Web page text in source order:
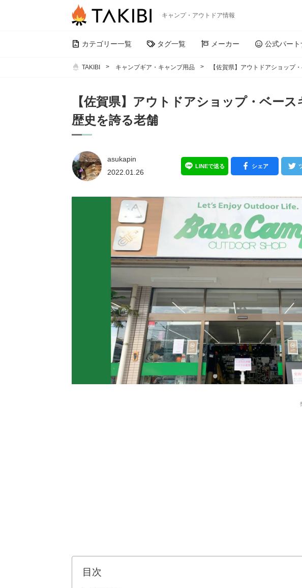
キャンプ・アウトドア情報
カテゴリー一覧 タグ一覧 メーカー 公式パート
TAKIBI キャンプギア・キャンプ用品 【佐賀県】アウトドアショップ
【佐賀県】アウトドアショップ・ベー
歴史を誇る老舗
asukapin
2022.01.26
LINEで送る シェア
目次